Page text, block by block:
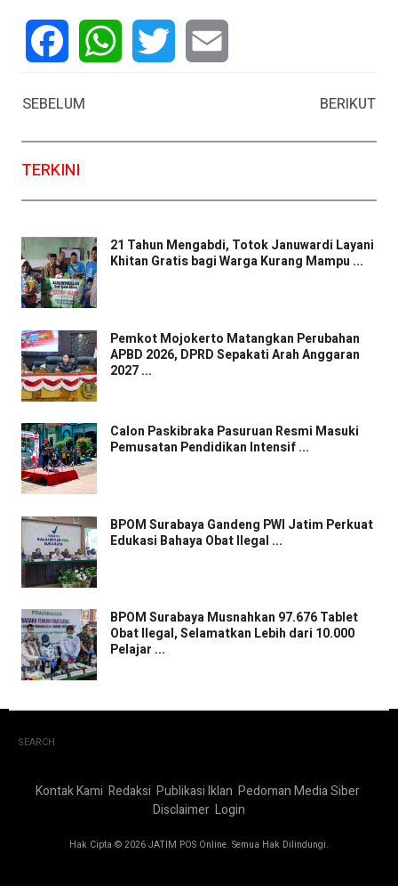
SEBELUM
BERIKUT
TERKINI
21 Tahun Mengabdi, Totok Januwardi Layani
Khitan Gratis bagi Warga Kurang Mampu ...
Pemkot Mojokerto Matangkan Perubahan
APBD 2026, DPRD Sepakati Arah Anggaran
2027 ...
Calon Paskibraka Pasuruan Resmi Masuki
Pemusatan Pendidikan Intensif ...
BPOM Surabaya Gandeng PWI Jatim Perkuat
Edukasi Bahaya Obat Ilegal ...
BPOM Surabaya Musnahkan 97.676 Tablet
Obat Ilegal, Selamatkan Lebih dari 10.000
Pelajar ...
SEARCH
Kontak Kami Redaksi Publikasi Iklan Pedoman Media Siber
Disclaimer Login
Hak Cipta © 2026 JATIM POS Online. Semua Hak Dilindungi.